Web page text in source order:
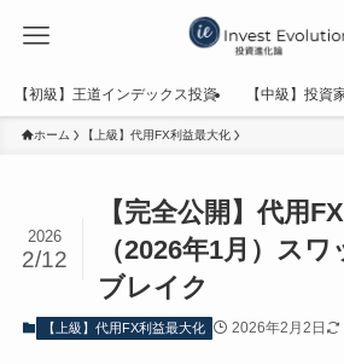
【初級】王道インデックス投資 【中級】投資
ホーム 【上級】代用FX利益最大化
【完全公開】代用
（2026年1月）ス
ブレイク
2026
2/12
【上級】代用FX利益最大化 2026年2月2日